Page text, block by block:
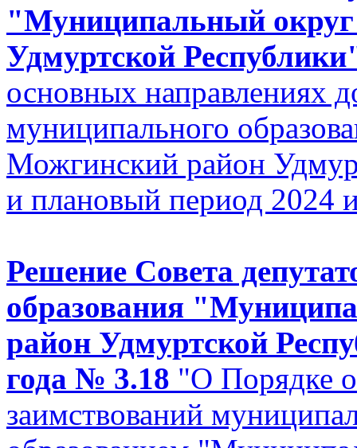
"Муниципальный
Удмуртской
основных направлениях
муниципального
Можгинский район
и плановый период 2024
Решение Совета
образования
район Удмуртской
года № 3.18 "О Порядке
заимствований